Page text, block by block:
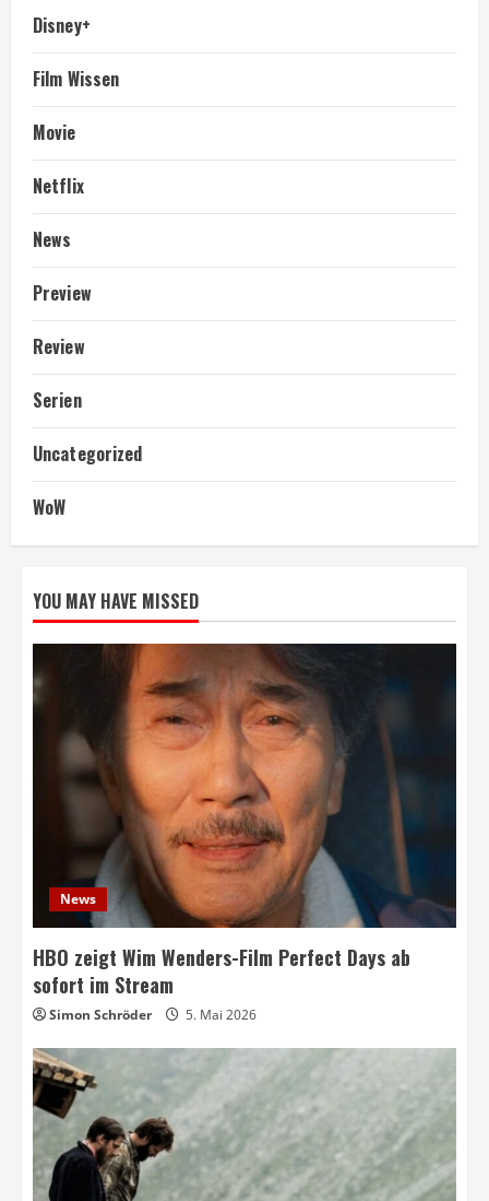
Disney+
Film Wissen
Movie
Netflix
News
Preview
Review
Serien
Uncategorized
WoW
YOU MAY HAVE MISSED
News
HBO zeigt Wim Wenders-Film Perfect Days ab
sofort im Stream
Simon Schröder 5. Mai 2026